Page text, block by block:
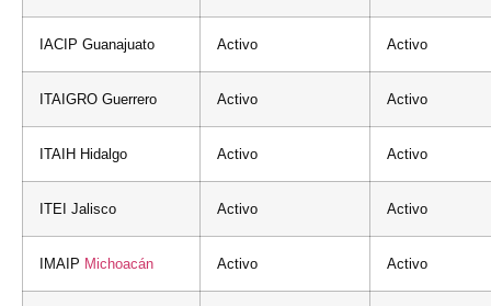
IACIP Guanajuato Activo Activo
ITAIGRO Guerrero Activo Activo
ITAIH Hidalgo Activo Activo
ITEI Jalisco Activo Activo
IMAIP Michoacán Activo Activo